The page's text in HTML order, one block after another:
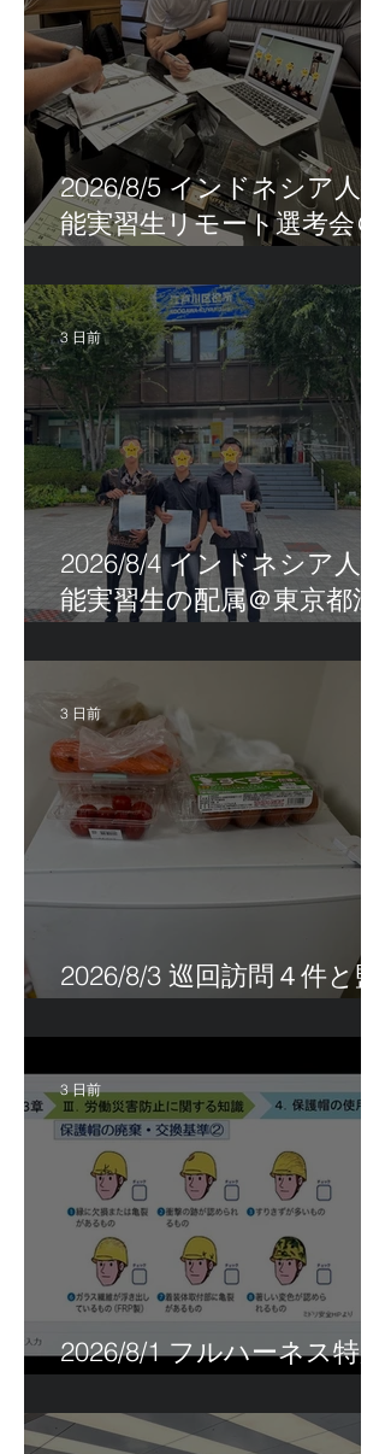
2026/8/5 インドネシア人技
能実習生リモート選考会＠
2026/8/4 インドネシア人技
能実習生の配属＠東京都江
3 日前
2026/8/3 巡回訪問４件と監
3 日前
2026/8/1 フルハーネス特別
3 日前